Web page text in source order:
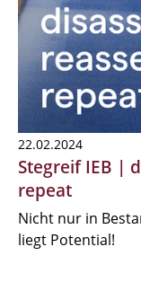
22.02.2024
Stegreif IEB |
repeat
Nicht nur in
liegt Potential!